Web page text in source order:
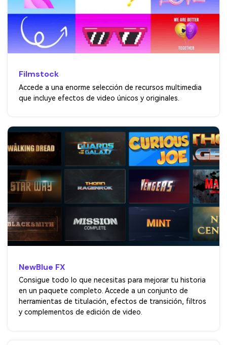
Filmstock
Accede a una enorme selección de recursos multimedia
que incluye efectos de video únicos y originales.
NewBlue FX
Consigue todo lo que necesitas para mejorar tu historia
en un paquete completo. Accede a un conjunto de
herramientas de titulación, efectos de transición, filtros
y complementos de edición de video.